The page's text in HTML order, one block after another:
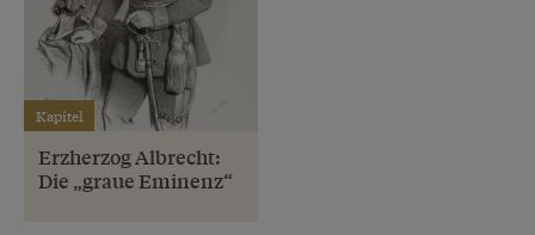
Kapitel
Erzherzog Albrecht:
Die „graue Eminenz“